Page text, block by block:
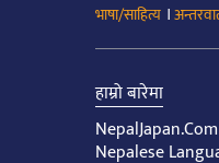
भाषा/साहित्य ।
हाम्रो बारेमा
Nepalese